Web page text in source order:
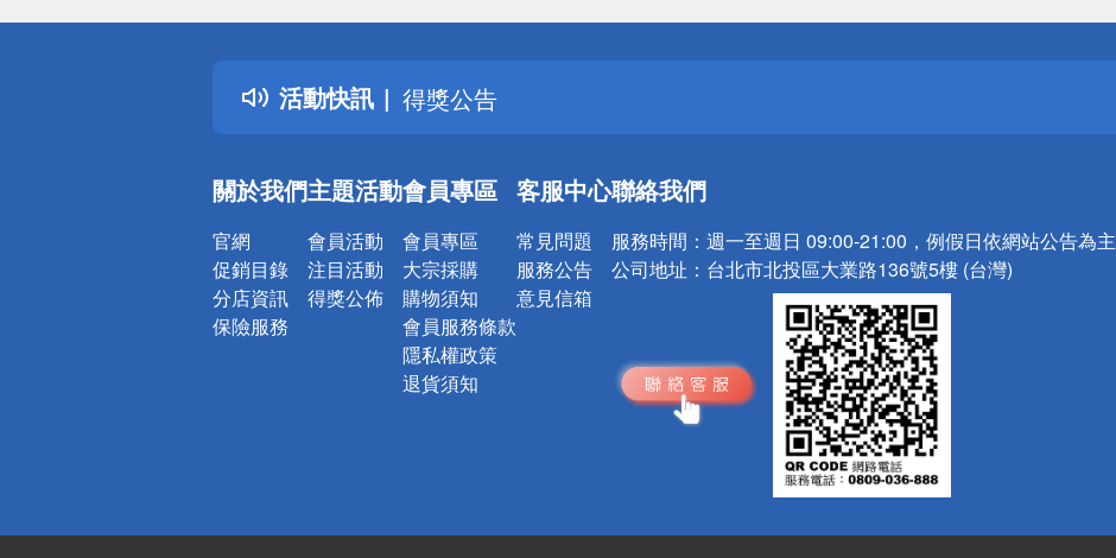
活動快訊
詐騙網頁！請小心！
得獎公告
熱門話題
銀行優惠
詐騙網頁！請小心！
關於我們
官網
促銷目錄
分店資訊
保險服務
主題活動
會員活動
注目活動
得獎公佈
會員專區
會員專區
大宗採購
購物須知
會員服務條款
隱私權政策
退貨須知
客服中心
常見問題
服務公告
意見信箱
聯絡我們
服務時間： 週一至週日 09:00-21:00，例假日依網站公告為主
公司地址： 台北市北投區大業路136號5樓 (台灣)